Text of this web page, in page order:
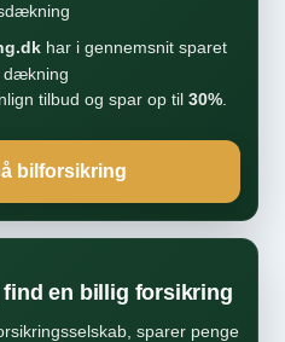
har i gennemsnit sparet
tilbud og spar op til 30%.
bilforsikring
en billig forsikring
sparer penge